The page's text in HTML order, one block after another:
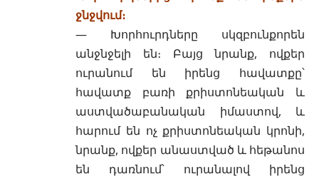
ջնջվում։
— Խորհուրդները սկզբունքորեն
անջնջելի են։ Բայց նրանք, ովքեր
ուրանում են իրենց հավատքը՝
հավատք բառի քրիստոնեական և
աստվածաբանական իմաստով, և
հարում են ոչ քրիստոնեական կրոնի,
նրանք, ովքեր անաստված և հեթանոս
են դառնում՝ ուրանալով իրենց